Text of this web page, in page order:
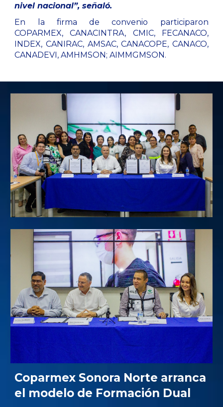
nivel nacional”, señaló.
En la firma de convenio participaron
COPARMEX, CANACINTRA, CMIC, FECANACO,
INDEX, CANIRAC, AMSAC, CANACOPE, CANACO,
CANADEVI, AMHMSON; AIMMGMSON.
Coparmex Sonora Norte arranca
el modelo de Formación Dual